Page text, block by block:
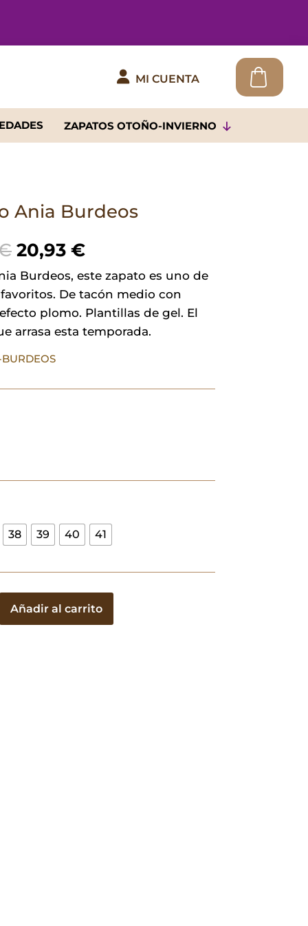
 MI CUENTA
ZAPATOS OTOÑO-INVIERNO
Ania Burdeos
El
precio
original
era:
29,90 €.
20,93 €El
precio
actual
es:
20,93 €.
Burdeos, este zapato es uno de
De tacón medio con
plomo. Plantillas de gel. El
arrasa esta temporada.
38 39 40 41
Añadir al carrito